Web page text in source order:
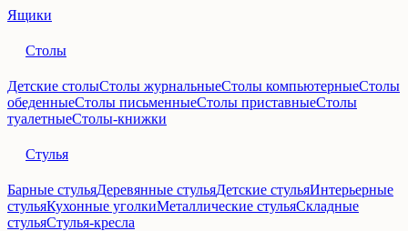
Ящики
Столы
Детские столыСтолы журнальныеСтолы компьютерныеСтолы
обеденныеСтолы письменныеСтолы приставныеСтолы
туалетныеСтолы-книжки
Стулья
Барные стульяДеревянные стульяДетские стульяИнтерьерные
стульяКухонные уголкиМеталлические стульяСкладные
стульяСтулья-кресла